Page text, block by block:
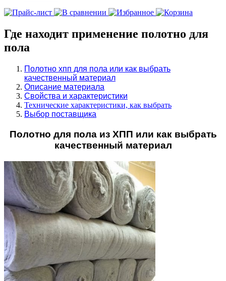
Где находит применение полотно для
пола
Полотно хпп для пола или как выбрать
качественный материал
Описание материала
Свойства и характеристики
Технические характеристики, как выбрать
Выбор поставщика
Полотно для пола из ХПП или как выбрать
качественный материал